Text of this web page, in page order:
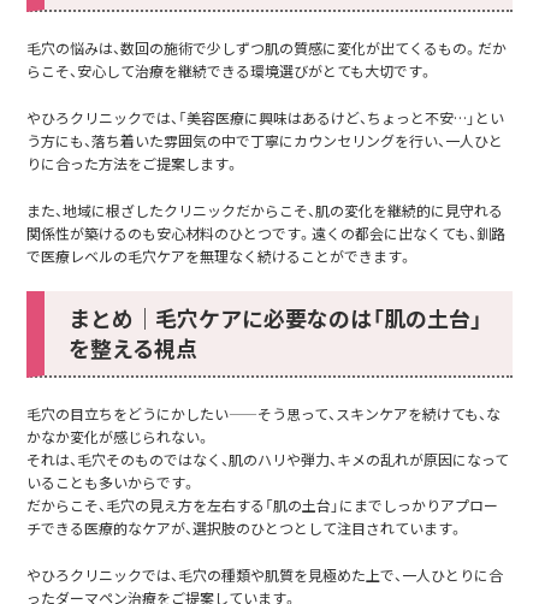
毛穴の悩みは、数回の施術で少しずつ肌の質感に変化が出てくるもの。だか
らこそ、安心して治療を継続できる環境選びがとても大切です。
やひろクリニックでは、「美容医療に興味はあるけど、ちょっと不安…」とい
う方にも、落ち着いた雰囲気の中で丁寧にカウンセリングを行い、一人ひと
りに合った方法をご提案します。
また、地域に根ざしたクリニックだからこそ、肌の変化を継続的に見守れる
関係性が築けるのも安心材料のひとつです。遠くの都会に出なくても、釧路
で医療レベルの毛穴ケアを無理なく続けることができます。
まとめ｜毛穴ケアに必要なのは「肌の土台」
を整える視点
毛穴の目立ちをどうにかしたい——そう思って、スキンケアを続けても、な
かなか変化が感じられない。
それは、毛穴そのものではなく、肌のハリや弾力、キメの乱れが原因になって
いることも多いからです。
だからこそ、毛穴の見え方を左右する「肌の土台」にまでしっかりアプロー
チできる医療的なケアが、選択肢のひとつとして注目されています。
やひろクリニックでは、毛穴の種類や肌質を見極めた上で、一人ひとりに合
ったダーマペン治療をご提案しています。